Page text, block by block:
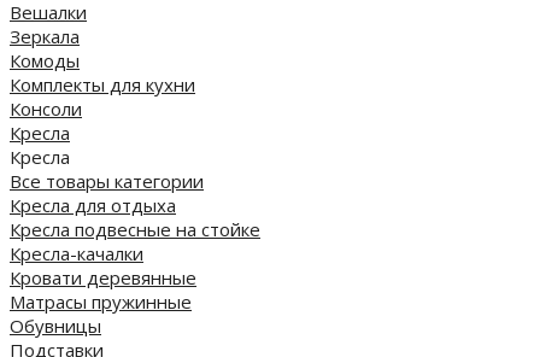
Вешалки
Зеркала
Комоды
Комплекты для кухни
Консоли
Кресла
Кресла
Все товары категории
Кресла для отдыха
Кресла подвесные на стойке
Кресла-качалки
Кровати деревянные
Матрасы пружинные
Обувницы
Подставки